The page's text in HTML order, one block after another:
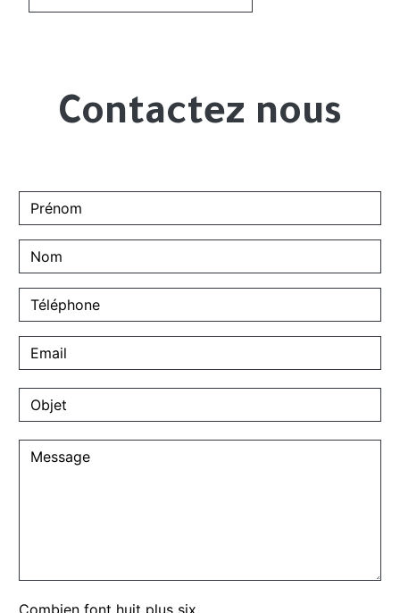
Contactez nous
Combien font huit plus six